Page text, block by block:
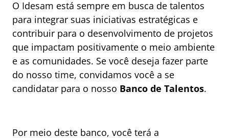
O Idesam está sempre em busca de talentos
para integrar suas iniciativas estratégicas e
contribuir para o desenvolvimento de projetos
que impactam positivamente o meio ambiente
e as comunidades. Se você deseja fazer parte
do nosso time, convidamos você a se
candidatar para o nosso Banco de Talentos.
Por meio deste banco, você terá a